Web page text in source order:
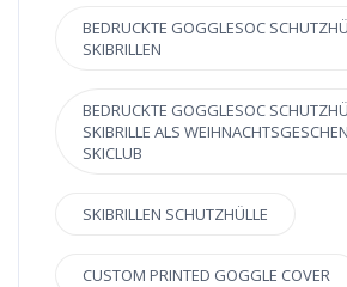
BEDRUCKTE GOGGLESOC
SKIBRILLEN
BEDRUCKTE GOGGLESOC
SKIBRILLE ALS
SKICLUB
SKIBRILLEN SCHUTZHÜLLE
CUSTOM PRINTED GOGGLE COVER